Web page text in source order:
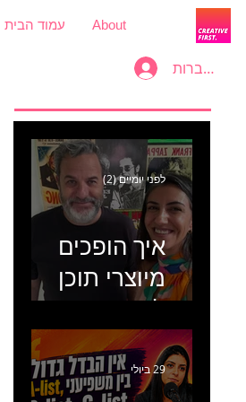
עמוד הבית About
להתחברות
איך הופכים
מיוצרי תוכן
למכונת
קמפיינים? פרק
446 עם יערה
לפני יומיים (2)
29 ביולי